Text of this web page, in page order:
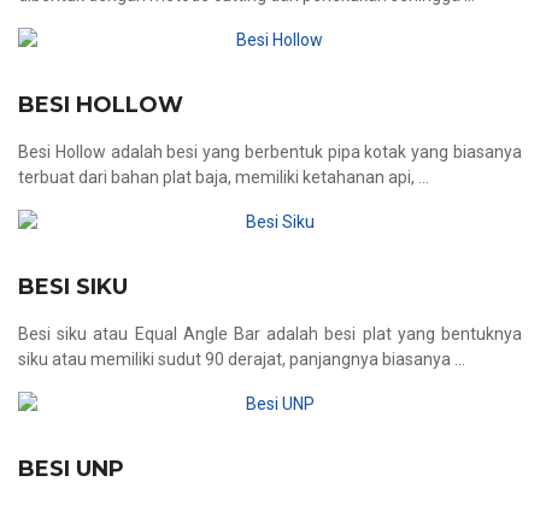
BESI HOLLOW
Besi Hollow adalah besi yang berbentuk pipa kotak yang biasanya
terbuat dari bahan plat baja, memiliki ketahanan api, ...
BESI SIKU
Besi siku atau Equal Angle Bar adalah besi plat yang bentuknya
siku atau memiliki sudut 90 derajat, panjangnya biasanya ...
BESI UNP